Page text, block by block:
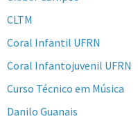
CLTM
Coral Infantil UFRN
Coral Infantojuvenil UFRN
Curso Técnico em Música
Danilo Guanais